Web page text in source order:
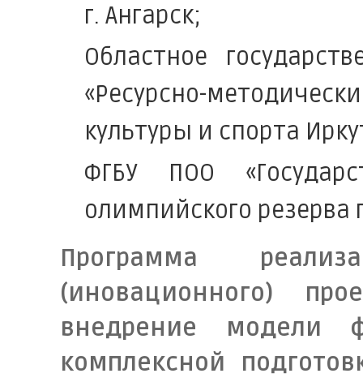
г. Ангарск;
Областное
«Ресурсно-
культуры и спорта
ФГБУ ПОО
олимпийского резерва
Программа
(иновационного)
внедрение модели
комплексной